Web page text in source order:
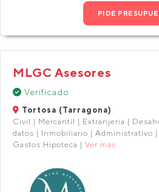
PIDE
MLGC Asesores
Verificado
Tortosa (Tarragona)
Civil | Mercantil | Extranjería |
datos | Inmobiliario | Administrativo |
Gastos Hipoteca | Ver más